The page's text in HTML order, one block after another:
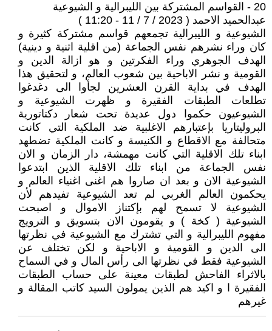
20 - القواسم المشتركة بين الليبرالية و الشيوعية
عبدالحميد الاحمد ( 2023 / 7 / 11 - 11:20 )
الشيوعية و الليبرالية تجمعهم قواسم مشتركة كثيرة و
كان وراء نشرهم نفس الجماعة (من اقلية اثنية و دينية)
الهدف الجوهري وراء الفكرتين و هو ازالة الدين و
القومية و نشر الاباحية بين شعوب العالم، و لتحقيق هذا
الهدف في بداية القرن العشرين لجأوا الى دغدغوا
تطلعات الطبقات الفقيرة و ظهرت الشيوعية و
الشيوعيون حكموا دول عديدة تحت شعار دكتاتورية
البروليتاريا بإعتبارهم الاغلبية ضد الملكية التي كانت
متحالفة مع الاقطاع و الكنيسة و كانت الملكية تضطهد
ابناء تلك الاقلية التي كانت مهمشة، دار الزمان و الان
نفس الجماعة من ابناء تلك الاقلية الذين ابتدعوا
الشيوعية الان و بعد ان صاروا هم اغنى اغنياء العالم و
يحكمون العالم الغربي لم تعد الشيوعية تفيدهم لأن
الشيوعية لا تسمح لهم بإكتناز الاموال و اصبحت
الشيوعية ( كخة ) و يقومون الان بتسويق و الترويج
مفهوم الليبرالية و التي تشترك مع الشيوعية في نظرتها
الى الدين و القومية و الاباحية و لكن تختلف عن
الشيوعية فقط في نظرتها الى رأس المال و في السماح
بالاثراء الفاحش لطبقات معينة على حساب الطبقات
الفقيرة ا و اكيد هم الذين يمولون السيد كاتب المقالة و
غيرهم